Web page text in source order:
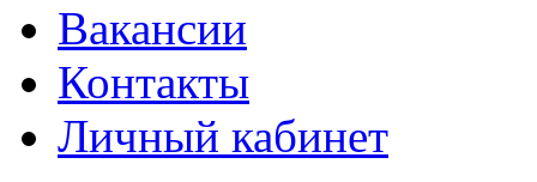
Вакансии
Контакты
Личный кабинет